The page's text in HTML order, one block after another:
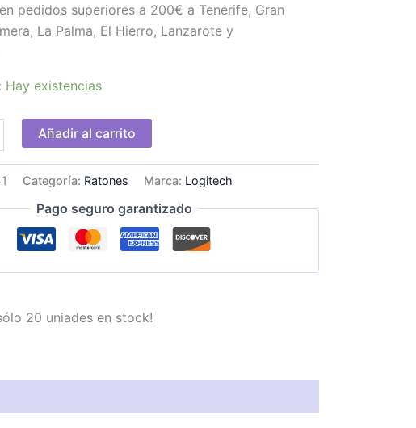
en pedidos superiores a 200€ a Tenerife, Gran
La Palma, El Hierro, Lanzarote y
Hay existencias
Añadir al carrito
Categoría: Ratones Marca: Logitech
Pago seguro garantizado
20 uniades en stock!